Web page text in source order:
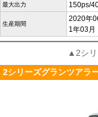
最大出力 150ps/
生産期間
2020年
1年03月
▲2シリ
2シリーズグランツアラ